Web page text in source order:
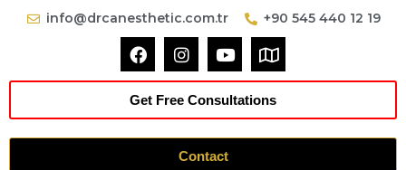
info@drcanesthetic.com.tr +90 545 440 12 19
Get Free Consultations
Contact